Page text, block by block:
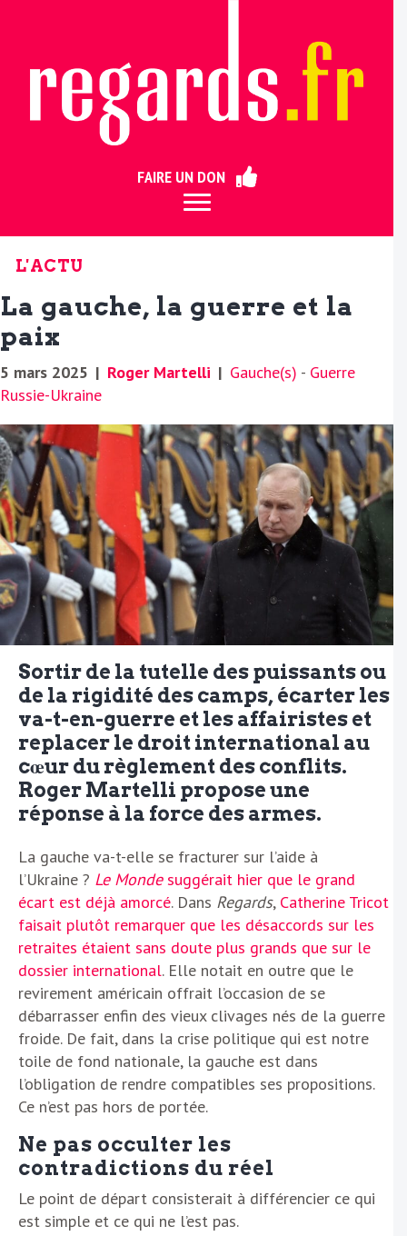
FAIRE UN DON
L'ACTU
La gauche, la guerre et la
paix
5 mars 2025 | Roger Martelli | Gauche(s) - Guerre
Russie-Ukraine
Sortir de la tutelle des puissants ou
de la rigidité des camps, écarter les
va-t-en-guerre et les affairistes et
replacer le droit international au
cœur du règlement des conflits.
Roger Martelli propose une
réponse à la force des armes.
La gauche va-t-elle se fracturer sur l’aide à
l’Ukraine ? Le Mondesuggérait hier que le grand
écart est déjà amorcé. Dans Regards, Catherine Tricot
faisait plutôt remarquer que les désaccords sur les
retraites étaient sans doute plus grands que sur le
dossier international. Elle notait en outre que le
revirement américain offrait l’occasion de se
débarrasser enfin des vieux clivages nés de la guerre
froide. De fait, dans la crise politique qui est notre
toile de fond nationale, la gauche est dans
l’obligation de rendre compatibles ses propositions.
Ce n’est pas hors de portée.
Ne pas occulter les
contradictions du réel
Le point de départ consisterait à différencier ce qui
est simple et ce qui ne l’est pas.